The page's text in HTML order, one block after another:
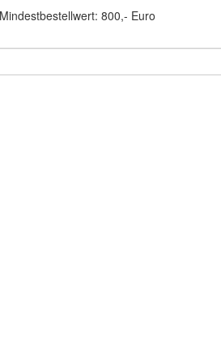
800,- Euro